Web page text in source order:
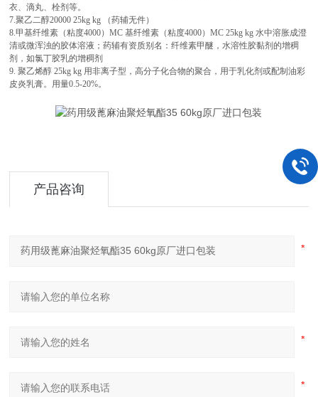
衣、滴丸、栓剂等。
7.聚乙二醇20000 25kg kg （药辅无件）
8.甲基纤维素（粘度4000）MC 基纤维素（粘度4000）MC 25kg kg 水中溶胀成澄
清或微浑浊的胶体溶液；药辅有资质别名：纤维素甲醚，水溶性胶黏剂的增稠
剂，如氯丁胶乳的增稠剂
9. 聚乙烯醇 25kg kg 用非离子型，高分子化合物的聚合，用于乳化剂或配制油彩
皮炎乳膏。用量0.5-20%。
产品咨询